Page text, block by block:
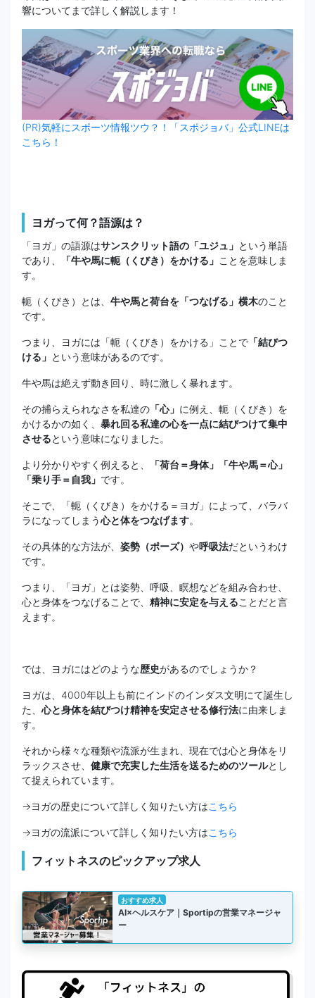
響についてまで詳しく解説します！
(PR)気軽にスポーツ情報ツウ？！「スポジョバ」公式LINEは
こちら！
ヨガって何？語源は？
「ヨガ」の語源はサンスクリット語の「ユジュ」 という単語
であり、
「牛や馬に軛（くびき）をかける」 ことを意味しま
す。
軛（くびき）とは、 牛や馬と荷台を「つなげる」横木のこと
です。
つまり、ヨガには「軛（くびき）をかける」ことで 「結びつ
ける」 という意味があるのです。
牛や馬は絶えず動き回り、時に激しく暴れます。
その捕らえられなさを私達の 「心」 に例え、軛（くびき）を
かけるかの如く、 暴れ回る私達の心を一点に結びつけて集中
させるという意味になりました。
より分かりやすく例えると、
「荷台＝身体」「牛や馬＝心」
「乗り手＝自我」 です。
そこで、「軛（くびき）をかける＝ヨガ」によって、バラバ
ラになってしまう心と体をつなげます。
その具体的な方法が、 姿勢（ポーズ） や呼吸法だというわけ
です。
つまり、「ヨガ」とは姿勢、呼吸、瞑想などを組み合わせ、
心と身体をつなげることで、 精神に安定を与えることだと言
えます。
では、ヨガにはどのような歴史があるのでしょうか？
ヨガは、4000年以上も前にインドのインダス文明にて誕生し
た、 心と身体を結びつけ精神を安定させる修行法に由来しま
す。
それから様々な種類や流派が生まれ、現在では心と身体をリ
ラックスさせ、 健康で充実した生活を送るためのツールとし
て捉えられています。
→ヨガの歴史について詳しく知りたい方はこちら
→ヨガの流派について詳しく知りたい方はこちら
フィットネスのピックアップ求人
おすすめ求人
AI×ヘルスケア｜Sportipの営業マネージャ
ー